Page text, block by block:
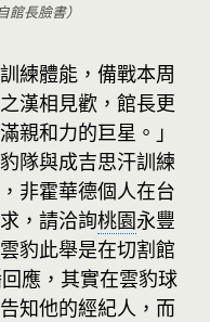
館長臉書）
練體能，備戰本周
漢相見歡，館長更
親和力的巨星。」
隊與成吉思汗訓練
非霍華德個人在台
，請洽詢桃園永豐
豹此舉是在切割館
應，其實在雲豹球
知他的經紀人，而